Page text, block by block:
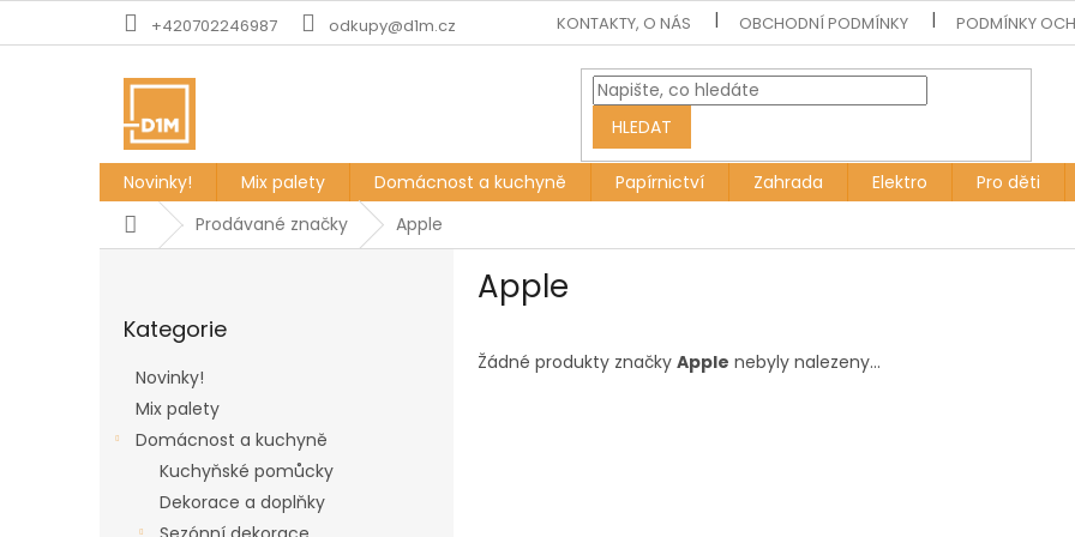
+420702246987 odkupy@d1m.cz KONTAKTY, O NÁS OBCHODNÍ PODMÍNKY PODMÍNKY
HLEDAT
Novinky! Mix palety Domácnost a kuchyně Papírnictví Zahrada Elektro Pro děti
DomůProdávané značky Apple
kategorie
Kategorie
Novinky!
Mix palety
Domácnost a kuchyně
Kuchyňské pomůcky
Dekorace a doplňky
Apple
Žádné produkty značky Apple nebyly nalezeny...